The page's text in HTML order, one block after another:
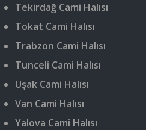
Tekirdağ Cami Halısı
Tokat Cami Halısı
Trabzon Cami Halısı
Tunceli Cami Halısı
Uşak Cami Halısı
Van Cami Halısı
Yalova Cami Halısı